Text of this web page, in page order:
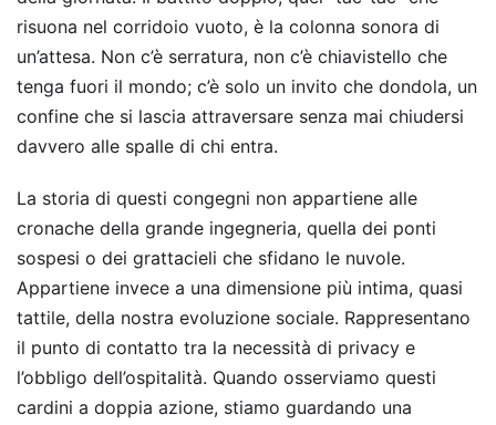
risuona nel corridoio vuoto, è la colonna sonora di
un’attesa. Non c’è serratura, non c’è chiavistello che
tenga fuori il mondo; c’è solo un invito che dondola, un
confine che si lascia attraversare senza mai chiudersi
davvero alle spalle di chi entra.
La storia di questi congegni non appartiene alle
cronache della grande ingegneria, quella dei ponti
sospesi o dei grattacieli che sfidano le nuvole.
Appartiene invece a una dimensione più intima, quasi
tattile, della nostra evoluzione sociale. Rappresentano
il punto di contatto tra la necessità di privacy e
l’obbligo dell’ospitalità. Quando osserviamo questi
cardini a doppia azione, stiamo guardando una